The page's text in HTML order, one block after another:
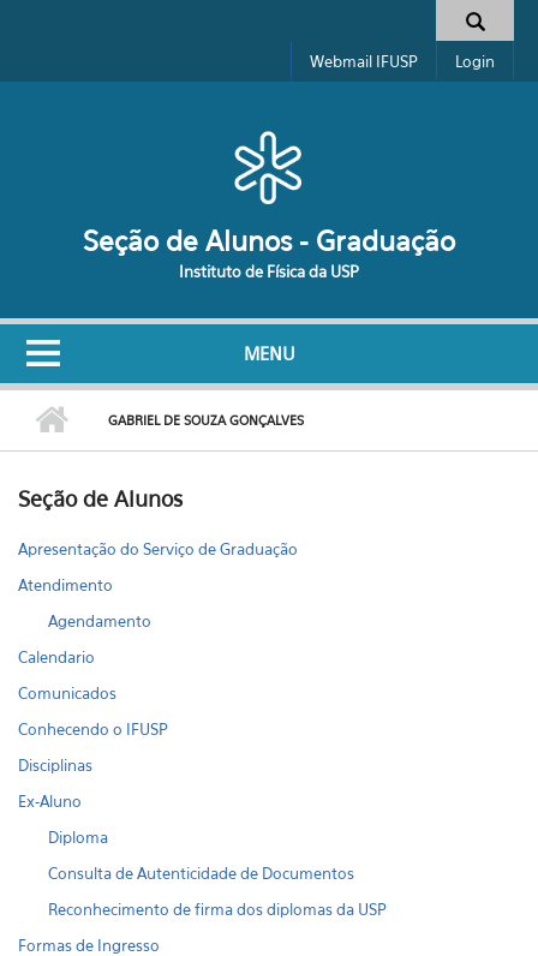
Formulário de busca
Webmail IFUSP Login
Seção de Alunos - Graduação
Instituto de Física da USP
MENU
GABRIEL DE SOUZA GONÇALVES
Seção de Alunos
Apresentação do Serviço de Graduação
Atendimento
Agendamento
Calendario
Comunicados
Conhecendo o IFUSP
Disciplinas
Ex-Aluno
Diploma
Consulta de Autenticidade de Documentos
Reconhecimento de firma dos diplomas da USP
Formas de Ingresso